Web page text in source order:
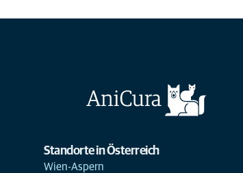
Standorte in Österreich
Wien-Aspern